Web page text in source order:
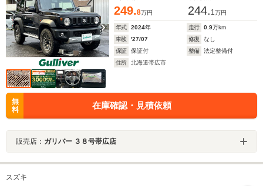
249.8万円 244. 1 万円
年式 2024年 走行 0.9万km
車検
'27/07 修復
なし
保証
保証付 整備
法定整備付
住所
北海道帯広市
無
料
在庫確認・見積依頼
販売店： ガリバー ３８号帯広店
スズキ